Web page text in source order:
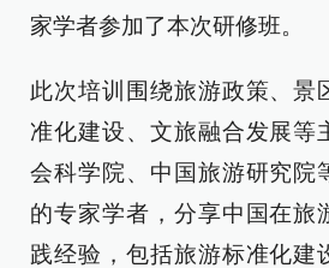
家学者参加了本次研修班。
此次培训围绕旅游政策、景
准化建设、文旅融合发展等
会科学院、中国旅游研究院
的专家学者，分享中国在旅
践经验，包括旅游标准化建